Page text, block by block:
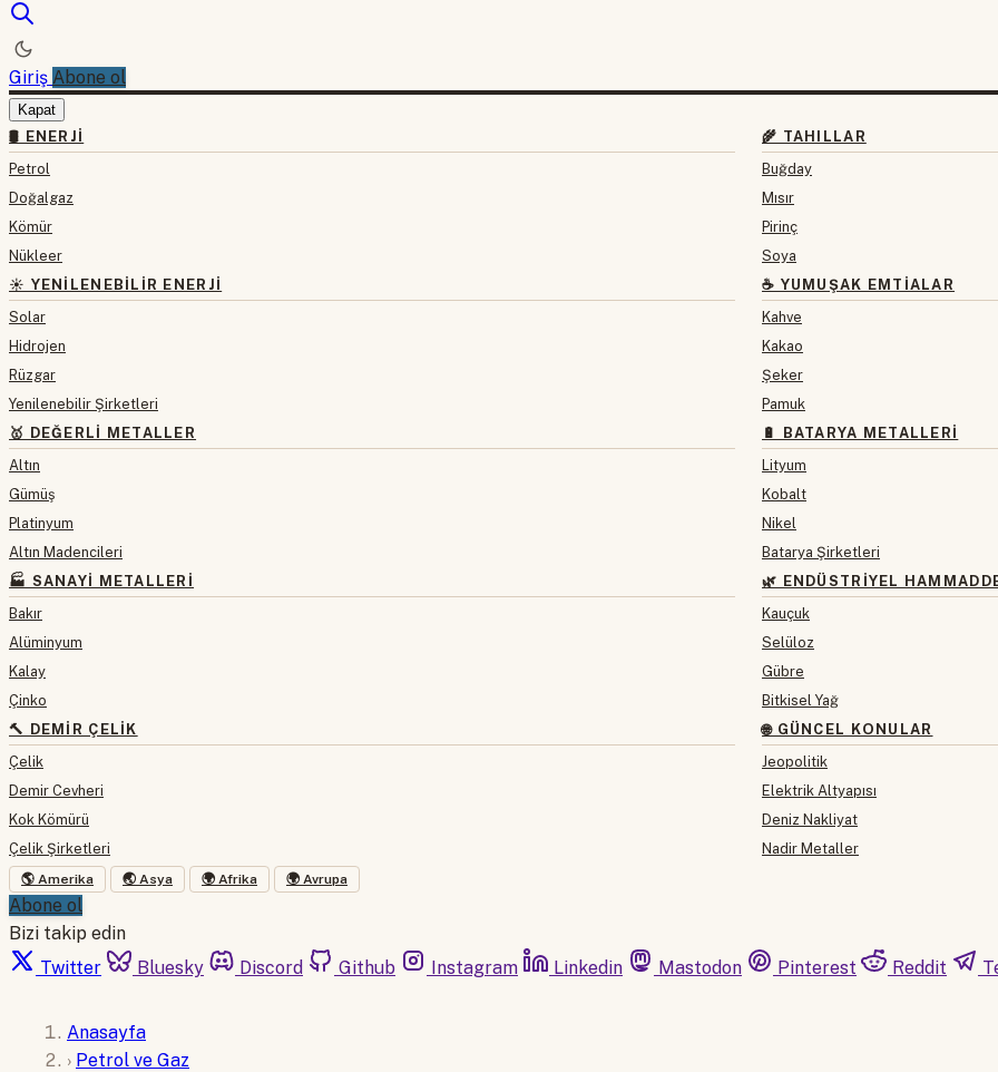
Giriş Abone ol
Kapat
🛢 ENERJI
Petrol
Doğalgaz
Kömür
Nükleer
☀️ YENILENEBILIR ENERJI
Solar
Hidrojen
Rüzgar
Yenilenebilir Şirketleri
🥇 DEĞERLI METALLER
Altın
Gümüş
Platinyum
Altın Madencileri
🏭 SANAYI METALLERI
Bakır
Alüminyum
Kalay
Çinko
🔨 DEMIR ÇELIK
Çelik
Demir Cevheri
Kok Kömürü
Çelik Şirketleri
🌾 TAHILLAR
Buğday
Mısır
Pirinç
Soya
☕ YUMUŞAK EMTIALAR
Kahve
Kakao
Şeker
Pamuk
🔋 BATARYA METALLERI
Lityum
Kobalt
Nikel
Batarya Şirketleri
🌿 ENDÜSTRIYEL
Kauçuk
Selüloz
Gübre
Bitkisel Yağ
🌐 GÜNCEL KONULAR
Jeopolitik
Elektrik Altyapısı
Deniz Nakliyat
Nadir Metaller
🌎 Amerika 🌏 Asya 🌍 Afrika 🌍 Avrupa
Abone ol
Bizi takip edin
Twitter
Bluesky Discord Github Instagram Linkedin Mastodon Pinterest Reddit
Anasayfa
› Petrol ve Gaz